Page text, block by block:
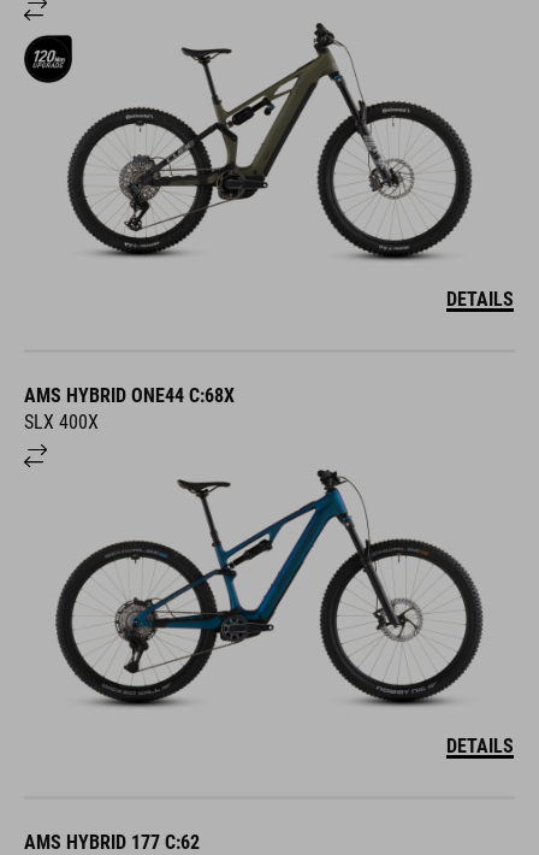
DETAILS
AMS HYBRID ONE44 C:68X
SLX 400X
DETAILS
AMS HYBRID 177 C:62